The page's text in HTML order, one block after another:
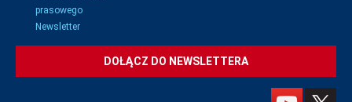
prasowego
Newsletter
DOŁĄCZ DO NEWSLETTERA